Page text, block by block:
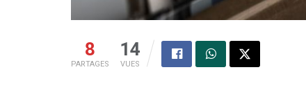
8
PARTAGES
14
VUES